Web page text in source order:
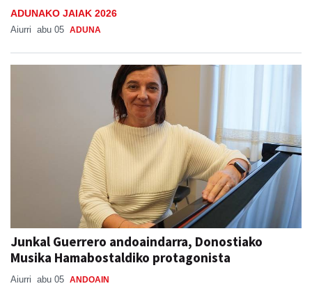
ADUNAKO JAIAK 2026
Aiurri abu 05 ADUNA
Junkal Guerrero andoaindarra, Donostiako
Musika Hamabostaldiko protagonista
Aiurri abu 05 ANDOAIN